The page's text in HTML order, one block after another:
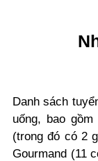
Danh sách
uống, bao
(trong đó có 2
Gourmand (11